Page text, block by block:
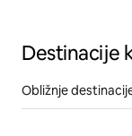
Destinacije
Obližnje